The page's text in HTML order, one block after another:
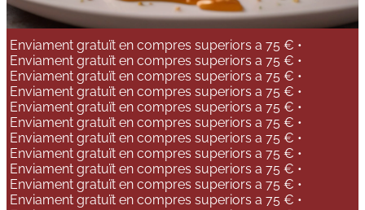
Enviament gratuït en compres superiors a 75 € •
Enviament gratuït en compres superiors a 75 € •
Enviament gratuït en compres superiors a 75 € •
Enviament gratuït en compres superiors a 75 € •
Enviament gratuït en compres superiors a 75 € •
Enviament gratuït en compres superiors a 75 € •
Enviament gratuït en compres superiors a 75 € •
Enviament gratuït en compres superiors a 75 € •
Enviament gratuït en compres superiors a 75 € •
Enviament gratuït en compres superiors a 75 € •
Enviament gratuït en compres superiors a 75 € •